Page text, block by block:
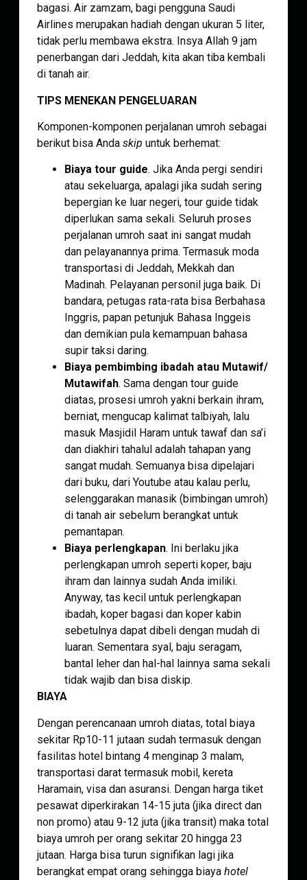
bagasi. Air zamzam, bagi pengguna Saudi
Airlines merupakan hadiah dengan ukuran 5 liter,
tidak perlu membawa ekstra. Insya Allah 9 jam
penerbangan dari Jeddah, kita akan tiba kembali
di tanah air.
TIPS MENEKAN PENGELUARAN
Komponen-komponen perjalanan umroh sebagai
berikut bisa Anda skip untuk berhemat:
Biaya tour guide. Jika Anda pergi sendiri
atau sekeluarga, apalagi jika sudah sering
bepergian ke luar negeri, tour guide tidak
diperlukan sama sekali. Seluruh proses
perjalanan umroh saat ini sangat mudah
dan pelayanannya prima. Termasuk moda
transportasi di Jeddah, Mekkah dan
Madinah. Pelayanan personil juga baik. Di
bandara, petugas rata-rata bisa Berbahasa
Inggris, papan petunjuk Bahasa Inggeis
dan demikian pula kemampuan bahasa
supir taksi daring.
Biaya pembimbing ibadah atau Mutawif/
Mutawifah. Sama dengan tour guide
diatas, prosesi umroh yakni berkain ihram,
berniat, mengucap kalimat talbiyah, lalu
masuk Masjidil Haram untuk tawaf dan sa’i
dan diakhiri tahalul adalah tahapan yang
sangat mudah. Semuanya bisa dipelajari
dari buku, dari Youtube atau kalau perlu,
selenggarakan manasik (bimbingan umroh)
di tanah air sebelum berangkat untuk
pemantapan.
Biaya perlengkapan. Ini berlaku jika
perlengkapan umroh seperti koper, baju
ihram dan lainnya sudah Anda imiliki.
Anyway, tas kecil untuk perlengkapan
ibadah, koper bagasi dan koper kabin
sebetulnya dapat dibeli dengan mudah di
luaran. Sementara syal, baju seragam,
bantal leher dan hal-hal lainnya sama sekali
tidak wajib dan bisa diskip.
BIAYA
Dengan perencanaan umroh diatas, total biaya
sekitar Rp10-11 jutaan sudah termasuk dengan
fasilitas hotel bintang 4 menginap 3 malam,
transportasi darat termasuk mobil, kereta
Haramain, visa dan asuransi. Dengan harga tiket
pesawat diperkirakan 14-15 juta (jika direct dan
non promo) atau 9-12 juta (jika transit) maka total
biaya umroh per orang sekitar 20 hingga 23
jutaan. Harga bisa turun signifikan lagi jika
berangkat empat orang sehingga biaya hotel